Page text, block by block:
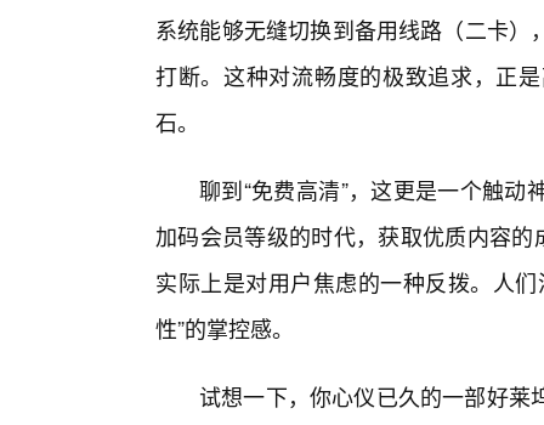
系统能够无缝切换到备用线路（二卡
打断。这种对流畅度的极致追求，正
石。
聊到“免费高清”，这更是一个触
加码会员等级的时代，获取优质内容
实际上是对用户焦虑的一种反拨。人
性”的掌控感。
试想一下，你心仪已久的一部好莱